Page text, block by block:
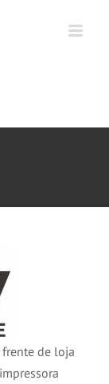
frente de loja